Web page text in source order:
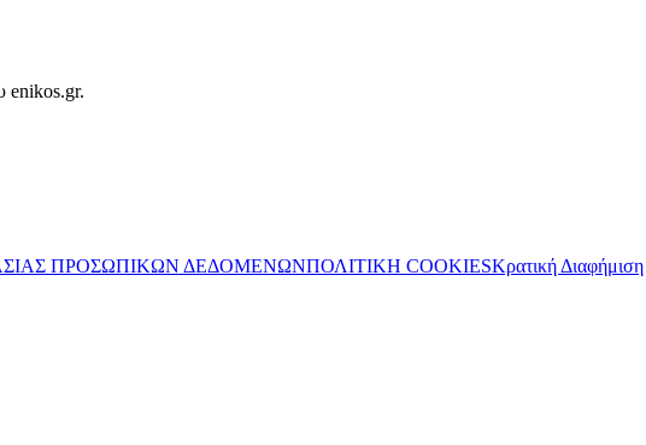
enikos.gr.
ΠΡΟΣΩΠΙΚΩΝ ΔΕΔΟΜΕΝΩΝΠΟΛΙΤΙΚΗ COOKIESΚρατική Διαφήμιση